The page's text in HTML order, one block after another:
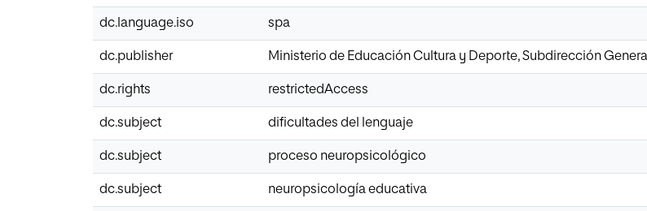
dc.language.iso spa
dc.publisher Ministerio de Educación Cultura y Deporte, Subdirección
dc.rights restrictedAccess
dc.subject dificultades del lenguaje
dc.subject proceso neuropsicológico
dc.subject neuropsicología educativa